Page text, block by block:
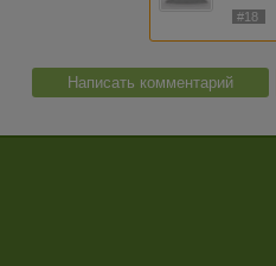
#18
Написать комментарий